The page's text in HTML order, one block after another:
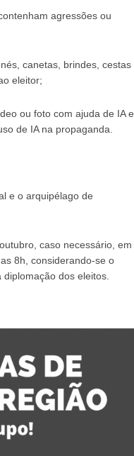
agressões ou
canetas, brindes, cestas
eleitor;
ou foto com ajuda de IA e
de IA na propaganda.
e o arquipélago de
caso necessário, em
8h, considerando-se o
dos eleitos.